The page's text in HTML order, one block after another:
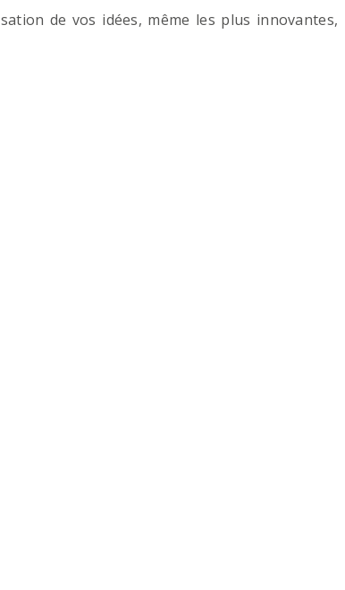
de vos idées, même les plus